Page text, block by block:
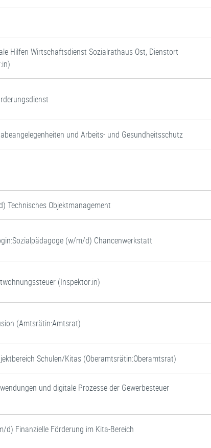
Hilfen Wirtschaftsdienst Sozialrathaus Ost, Dienstort
und Arbeits- und Gesundheitsschutz
Technisches Objektmanagement
(w/m/d) Chancenwerkstatt
(Inspektor:in)
(Amtsrätin:Amtsrat)
Schulen/Kitas (Oberamtsrätin:Oberamtsrat)
und digitale Prozesse der Gewerbesteuer
d) Finanzielle Förderung im Kita-Bereich